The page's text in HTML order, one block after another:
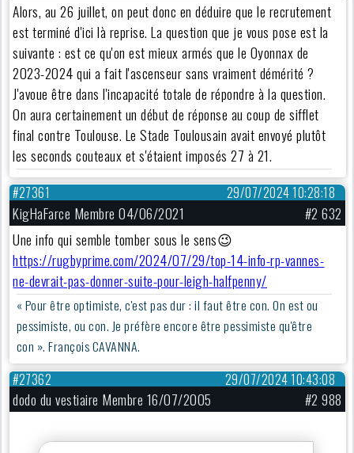
Alors, au 26 juillet, on peut donc en déduire que le recrutement
est terminé d'ici là reprise. La question que je vous pose est la
suivante : est ce qu'on est mieux armés que le Oyonnax de
2023-2024 qui a fait l'ascenseur sans vraiment démérité ?
J'avoue être dans l'incapacité totale de répondre à la question.
On aura certainement un début de réponse au coup de sifflet
final contre Toulouse. Le Stade Toulousain avait envoyé plutôt
les seconds couteaux et s'étaient imposés 27 à 21.
29/07/2024 10:28:18
#27361
KigHaFarce Membre 04/06/2021
#2 632
Une info qui semble tomber sous le sens😉
https://rugbyprime.com/2024/07/29/top-14-info-rp-vannes-
ne-devrait-pas-donner-suite-pour-leigh-halfpenny/
« Pour être optimiste, c'est pas dur : il faut être con. On est ou
pessimiste, ou con. Je préfère encore être pessimiste qu'être
con ». François CAVANNA.
29/07/2024 10:43:08
#27362
dodo du vestiaire Membre 16/07/2005 #2 988